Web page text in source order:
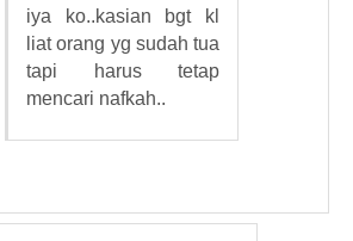
iya ko..kasian bgt kl
liat orang yg sudah tua
tapi harus tetap
mencari nafkah..